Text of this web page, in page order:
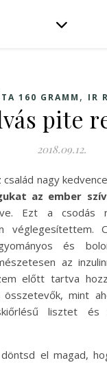
160 GRAMM , IR
pite
2018.09.12.
család nagy
az ember
Ezt a csodás
véglegesítettem.
és
az
előtt tartva
összetevők, mint
lisztet
el magad,